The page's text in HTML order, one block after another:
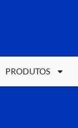
PRODUTOS